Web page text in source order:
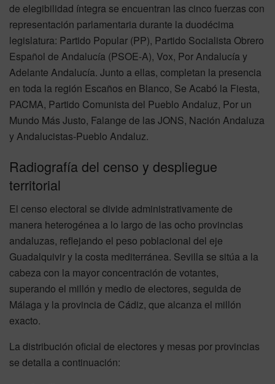
de elegibilidad íntegra se encuentran las cinco fuerzas con
representación parlamentaria durante la duodécima
legislatura: Partido Popular (PP), Partido Socialista Obrero
Español de Andalucía (PSOE-A), Vox, Por Andalucía y
Adelante Andalucía. Junto a ellas, completan la presencia
en toda la región Escaños en Blanco, Se Acabó la Fiesta,
PACMA, Partido Comunista del Pueblo Andaluz, Por un
Mundo Más Justo, Falange de las JONS, Nación Andaluza
y Andalucistas-Pueblo Andaluz.
Radiografía del censo y despliegue
territorial
El censo electoral se divide administrativamente de
manera heterogénea a lo largo de las ocho provincias
andaluzas, reflejando el peso poblacional del eje
Guadalquivir y la costa mediterránea. Sevilla se sitúa a la
cabeza con la mayor concentración de votantes,
superando el millón y medio de electores, seguida de
Málaga y la provincia de Cádiz, que alcanza el millón
exacto.
La distribución oficial de electores y mesas por provincias
se detalla a continuación: